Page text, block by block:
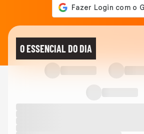
O ESSENCIAL DO DIA